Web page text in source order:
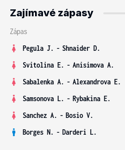
Zajímavé zápasy
Zápas
Pegula J. - Shnaider D.
Svitolina E. - Anisimova A.
Sabalenka A. - Alexandrova E.
Samsonova L. - Rybakina E.
Sanchez A. - Bosio V.
Borges N. - Darderi L.